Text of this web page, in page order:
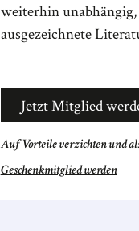
weiterhin
ausgezeichnete
Jetzt Mitglied
Auf Vorteile verzichten und
Geschenkmitglied werden